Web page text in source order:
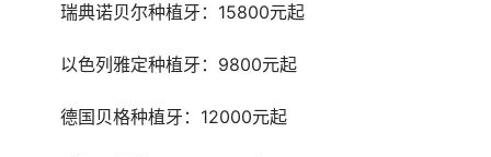
	瑞典诺贝尔种植牙：15800元起
	以色列雅定种植牙：9800元起
	德国贝格种植牙：12000元起